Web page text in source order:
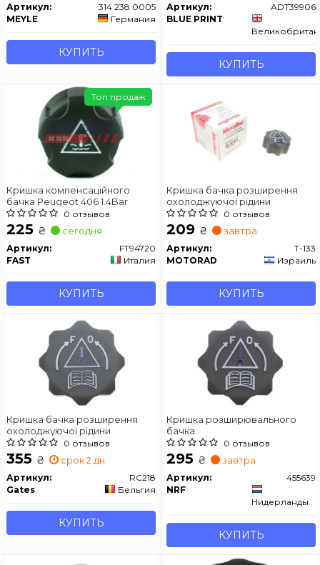
Артикул:
314 238 0005
MEYLE
Германия
КУПИТЬ
Артикул:
ADT39906
BLUE PRINT
КУПИТЬ
Кришка компенсаційного
бачка Peugeot 406 1.4Bar
0 отзывов
225 ₴ сегодня
Артикул:
FT94720
FAST
Италия
КУПИТЬ
Топ продаж
Кришка бачка розширення
охолоджуючої рідини
0 отзывов
209 ₴ завтра
Артикул:
T-133
MOTORAD
Израиль
КУПИТЬ
Кришка бачка розширення
охолоджуючої рідини
0 отзывов
355 ₴ срок 2 дн.
Артикул:
RC218
Gates
Бельгия
КУПИТЬ
Кришка розширювального
бачка
0 отзывов
295 ₴ завтра
Артикул:
455639
NRF
Нидерланды
КУПИТЬ